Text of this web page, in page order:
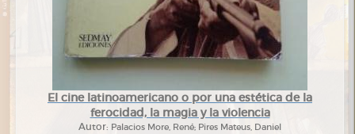
El cine latinoamericano o por una estética de la
ferocidad, la magia y la violencia
Autor: Palacios More, René; Pires Mateus, Daniel